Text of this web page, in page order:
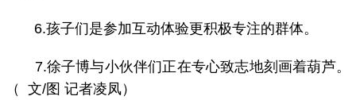
6.孩子们是参加互动体验更积极专注的群体。
7.徐子博与小伙伴们正在专心致志地刻画着葫芦。
（ 文/图 记者凌凤）